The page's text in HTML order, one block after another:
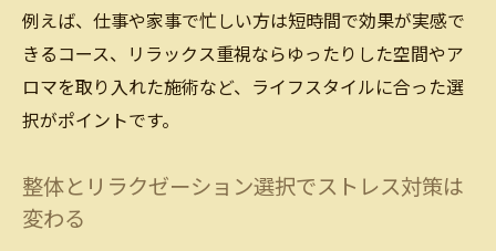
例えば、仕事や家事で忙しい方は短時間で効果が実感で
きるコース、リラックス重視ならゆったりした空間やア
ロマを取り入れた施術など、ライフスタイルに合った選
択がポイントです。
整体とリラクゼーション選択でストレス対策は
変わる